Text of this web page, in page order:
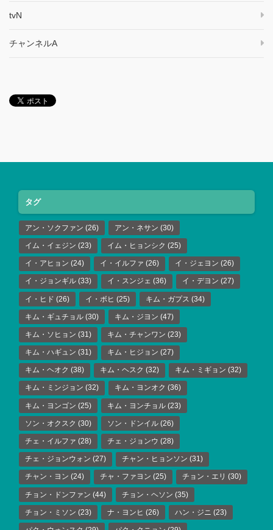
tvN
チャンネルA
タグ
アン・ソクファン (26) アン・ネサン (30)
イム・イェジン (23) イム・ヒョンシク (25)
イ・アヒョン (24) イ・イルファ (26) イ・ジェヨン (26)
イ・ジョンギル (33) イ・スンジェ (36) イ・デヨン (27)
イ・ヒド (26) イ・ボヒ (25) キム・ガプス (34)
キム・ギュチョル (30) キム・ジヨン (47)
キム・ソヒョン (31) キム・チャンワン (23)
キム・ハギュン (31) キム・ヒジョン (27)
キム・ヘオク (38) キム・ヘスク (32) キム・ミギョン (32)
キム・ミンジョン (32) キム・ヨンオク (36)
キム・ヨンゴン (25) キム・ヨンチョル (23)
ソン・オクスク (30) ソン・ドンイル (26)
チェ・イルファ (28) チェ・ジョンウ (28)
チェ・ジョンウォン (27) チャン・ヒョンソン (31)
チャン・ヨン (24) チャ・ファヨン (25) チョン・エリ (30)
チョン・ドンファン (44) チョン・ヘソン (35)
チョン・ミソン (23) ナ・ヨンヒ (26) ハン・ジニ (23)